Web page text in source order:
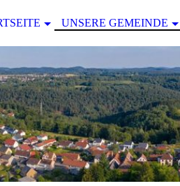
UNSERE GEMEINDE